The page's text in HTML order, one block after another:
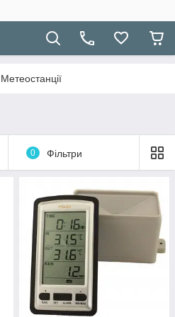
Метеостанції
0 Фільтри